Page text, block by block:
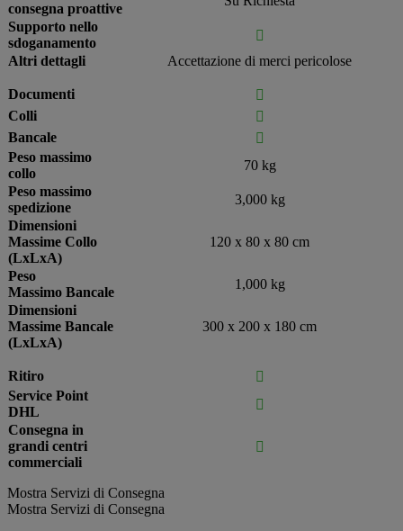
consegna proattive
Supporto nello
sdoganamento

Altri dettagli
Accettazione di merci pericolose
Documenti

Colli

Bancale

Peso massimo
collo
70 kg
Peso massimo
spedizione
3,000 kg
Dimensioni
Massime Collo
(LxLxA)
120 x 80 x 80 cm
Peso
Massimo Bancale
1,000 kg
Dimensioni
Massime Bancale
(LxLxA)
300 x 200 x 180 cm
Ritiro

Service Point
DHL

Consegna in
grandi centri
commerciali

Mostra Servizi di Consegna
Mostra Servizi di Consegna